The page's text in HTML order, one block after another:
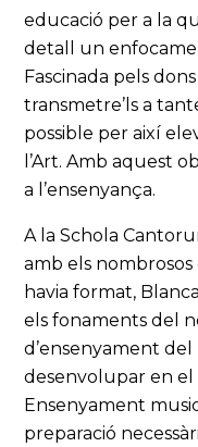
educació per a la
detall un
Fascinada pels
transmetre’ls a
possible per així
l’Art. Amb aquest
a l’ensenyança.
A la Schola
amb els
havia format,
els fonaments del
d’ensenyament
desenvolupar en
Ensenyament
preparació